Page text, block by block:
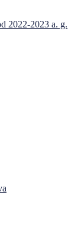
2022-2023 a. g.